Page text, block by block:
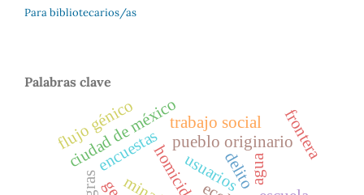
Para bibliotecarios/as
Palabras clave
homicidiousuarios
encuestas
ciudad de méxico delitoagua
pueblo originario
trabajo social frontera
flujo génico